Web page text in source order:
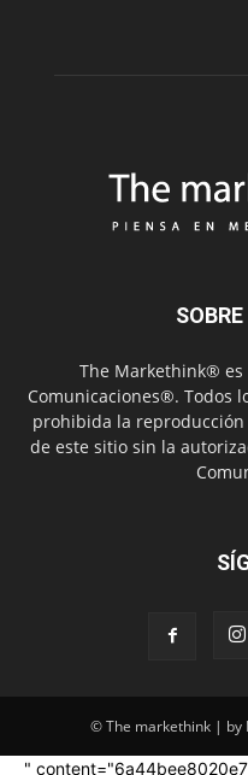
The Markethink®
Comunicaciones®. Todos
prohibida la
de este sitio sin la
© The markethink | by
"